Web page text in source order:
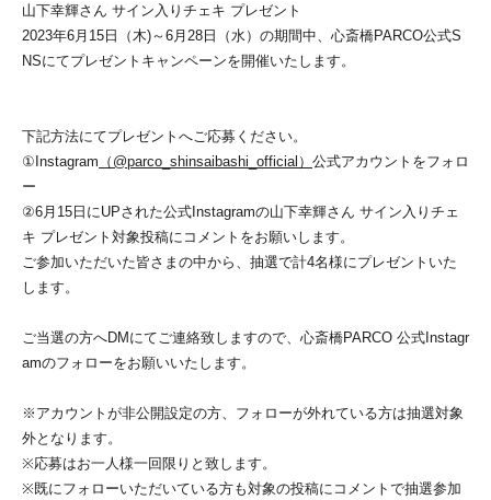
山下幸輝さん サイン入りチェキ プレゼント
2023年6月15日（木)～6月28日（水）の期間中、心斎橋PARCO公式S
NSにてプレゼントキャンペーンを開催いたします。
下記方法にてプレゼントへご応募ください。
①Instagram （@parco_shinsaibashi_official） 公式アカウントをフォロ
ー
②6月15日にUPされた公式Instagramの山下幸輝さん サイン入りチェ
キ プレゼント対象投稿にコメントをお願いします。
ご参加いただいた皆さまの中から、抽選で計4名様にプレゼントいた
します。
ご当選の方へDMにてご連絡致しますので、心斎橋PARCO 公式Instagr
amのフォローをお願いいたします。
※アカウントが非公開設定の方、フォローが外れている方は抽選対象
外となります。
※応募はお一人様一回限りと致します。
※既にフォローいただいている方も対象の投稿にコメントで抽選参加